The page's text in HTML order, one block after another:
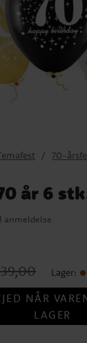
70-
år 6
anmeldelse
Lager:
NÅR
LAGER